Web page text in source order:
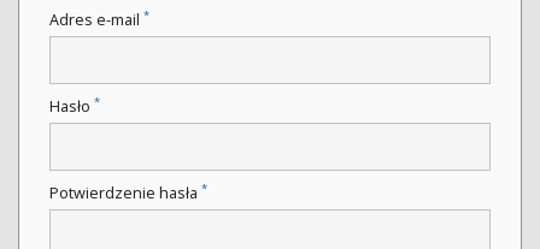
Adres e-mail *
Hasło *
Potwierdzenie hasła *